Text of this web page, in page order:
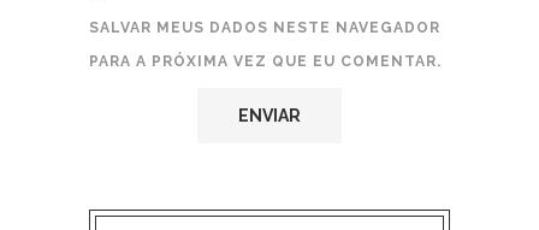
SALVAR MEUS DADOS NESTE NAVEGADOR
PARA A PRÓXIMA VEZ QUE EU COMENTAR.